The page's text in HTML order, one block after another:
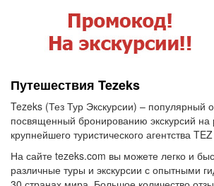
Путешествия Tezeks
Tezeks (Тез Тур Экскурсии) – популярный
посвященный бронированию экскурсий на
крупнейшего туристического агентства
На сайте tezeks.com вы можете легко и
различные туры и экскурсии с опытными